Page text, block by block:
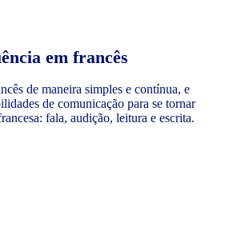
em francês
de maneira simples e contínua, e
de comunicação para se tornar
fala, audição, leitura e escrita.